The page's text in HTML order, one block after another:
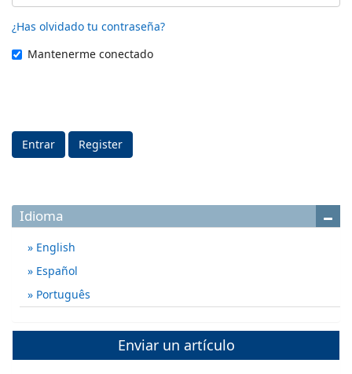
¿Has olvidado tu contraseña?
Mantenerme conectado
Entrar Register
Idioma
English
Español
Português
Enviar un artículo